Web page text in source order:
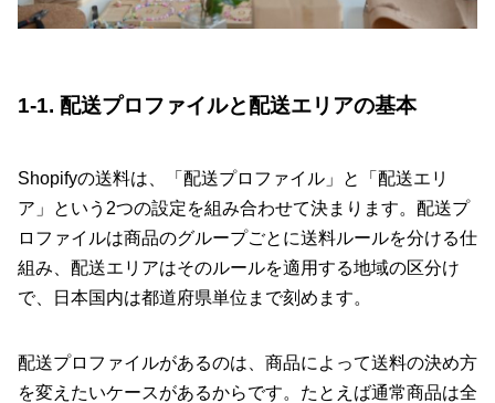
1-1. 配送プロファイルと配送エリアの基本
Shopifyの送料は、「配送プロファイル」と「配送エリ
ア」という2つの設定を組み合わせて決まります。配送プ
ロファイルは商品のグループごとに送料ルールを分ける仕
組み、配送エリアはそのルールを適用する地域の区分け
で、日本国内は都道府県単位まで刻めます。
配送プロファイルがあるのは、商品によって送料の決め方
を変えたいケースがあるからです。たとえば通常商品は全